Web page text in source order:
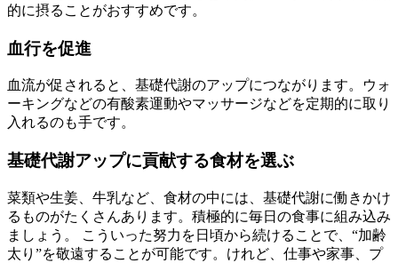
的に摂ることがおすすめです。
血行を促進
血流が促されると、基礎代謝のアップにつながります。ウォ
ーキングなどの有酸素運動やマッサージなどを定期的に取り
入れるのも手です。
基礎代謝アップに貢献する食材を選ぶ
菜類や生姜、牛乳など、食材の中には、基礎代謝に働きかけ
るものがたくさんあります。積極的に毎日の食事に組み込み
ましょう。 こういった努力を日頃から続けることで、“加齢
太り”を敬遠することが可能です。けれど、仕事や家事、プ